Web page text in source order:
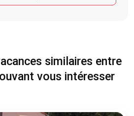
similaires entre
vous intéresser